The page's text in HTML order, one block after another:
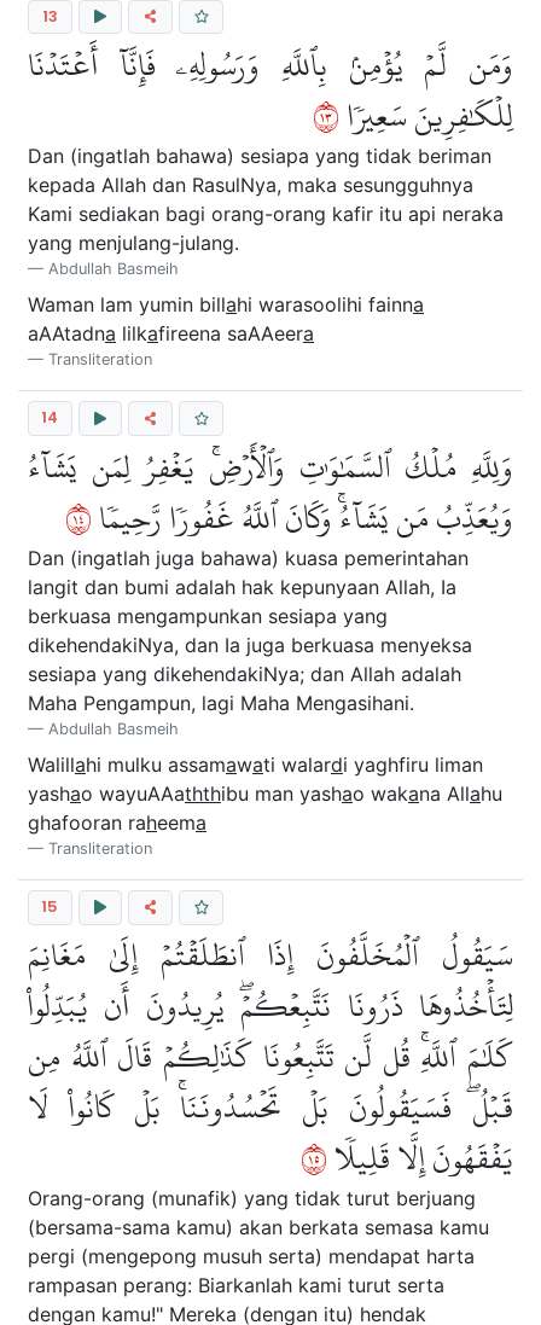
13
وَمَن لَّمۡ يُؤۡمِنۢ بِٱللَّهِ وَرَسُولِهِۦ فَإِنَّآ أَعۡتَدۡنَا
لِلۡكَٰفِرِينَ سَعِيرٗا٣١
Dan (ingatlah bahawa) sesiapa yang tidak beriman
kepada Allah dan RasulNya, maka sesungguhnya
Kami sediakan bagi orang-orang kafir itu api neraka
yang menjulang-julang.
Abdullah Basmeih
Waman lam yumin billahi warasoolihi fainna
aAAtadna lilkafireena saAAeera
Transliteration
14
وَلِلَّهِ مُلۡكُ ٱلسَّمَٰوَٰتِ وَٱلۡأَرۡضِۚ يَغۡفِرُ لِمَن يَشَآءُ
وَيُعَذِّبُ مَن يَشَآءُۚ وَكَانَ ٱللَّهُ غَفُورٗا رَّحِيمٗا٤١
Dan (ingatlah juga bahawa) kuasa pemerintahan
langit dan bumi adalah hak kepunyaan Allah, Ia
berkuasa mengampunkan sesiapa yang
dikehendakiNya, dan Ia juga berkuasa menyeksa
sesiapa yang dikehendakiNya; dan Allah adalah
Maha Pengampun, lagi Maha Mengasihani.
Abdullah Basmeih
Walillahi mulku assamawati walardi yaghfiru liman
yashao wayuAAaththibu man yashao wakana Allahu
ghafooran raheema
Transliteration
15
سَيَقُولُ ٱلۡمُخَلَّفُونَ إِذَا ٱنطَلَقۡتُمۡ إِلَىٰ مَغَانِمَ
لِتَأۡخُذُوهَا ذَرُونَا نَتَّبِعۡكُمۡۖ يُرِيدُونَ أَن يُبَدِّلُواْ
كَلَٰمَ ٱللَّهِۚ قُل لَّن تَتَّبِعُونَا كَذَٰلِكُمۡ قَالَ ٱللَّهُ مِن
قَبۡلُۖ فَسَيَقُولُونَ بَلۡ تَحۡسُدُونَنَاۚ بَلۡ كَانُواْ لَا
يَفۡقَهُونَ إِلَّا قَلِيلٗا٥١
Orang-orang (munafik) yang tidak turut berjuang
(bersama-sama kamu) akan berkata semasa kamu
pergi (mengepong musuh serta) mendapat harta
rampasan perang: Biarkanlah kami turut serta
dengan kamu!" Mereka (dengan itu) hendak